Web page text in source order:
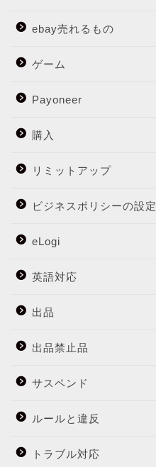
ebay売れるもの
ゲーム
Payoneer
購入
リミットアップ
ビジネスポリシーの設定
eLogi
英語対応
出品
出品禁止品
サスペンド
ルールと違反
トラブル対応